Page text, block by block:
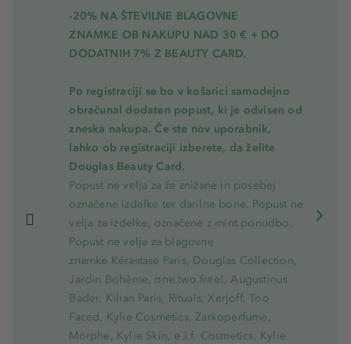
-20% NA ŠTEVILNE BLAGOVNE
ZNAMKE OB NAKUPU NAD 30 € + DO
DODATNIH 7% Z BEAUTY CARD.
Po registraciji se bo v košarici samodejno
obračunal dodaten popust, ki je odvisen od
zneska nakupa. Če ste nov uporabnik,
lahko ob registraciji izberete, da želite
Douglas Beauty Card.
Popust ne velja za že znižane in posebej
označene izdelke ter darilne bone. Popust ne
velja za izdelke, označene z mint ponudbo.
Popust ne velja za blagovne
znamke Kérastase Paris, Douglas Collection,
Jardin Bohème, one.two.free!, Augustinus
Bader, Kilian Paris, Rituals, Xerjoff, Too
Faced, Kylie Cosmetics, Zarkoperfume,
Morphe, Kylie Skin, e.l.f. Cosmetics, Kylie